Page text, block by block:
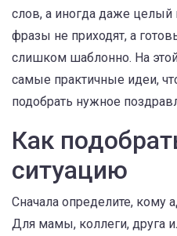
слов, а иногда даже
фразы не приходят, а
слишком шаблонно. На
самые практичные идеи,
подобрать нужное
Как
ситуацию
Сначала определите, кому
Для мамы, коллеги, друга